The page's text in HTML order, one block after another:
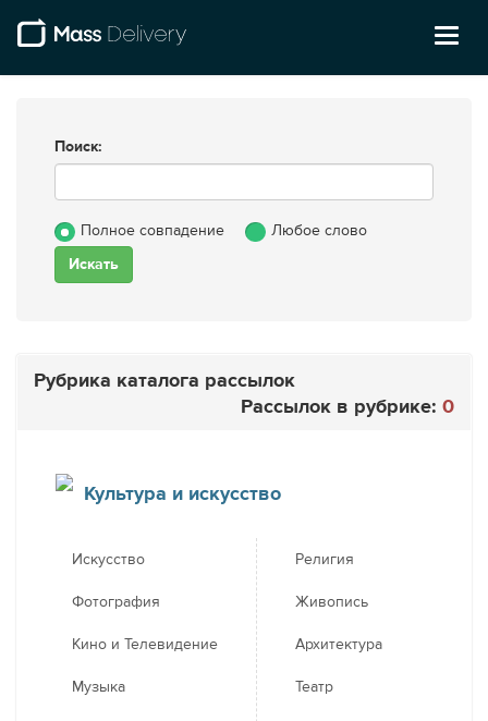
Поиск:
Полное совпадение Любое слово
Рубрика каталога рассылок
Рассылок в рубрике: 0
Культура и искусство
Искусство
Фотография
Кино и Телевидение
Музыка
Религия
Живопись
Архитектура
Театр